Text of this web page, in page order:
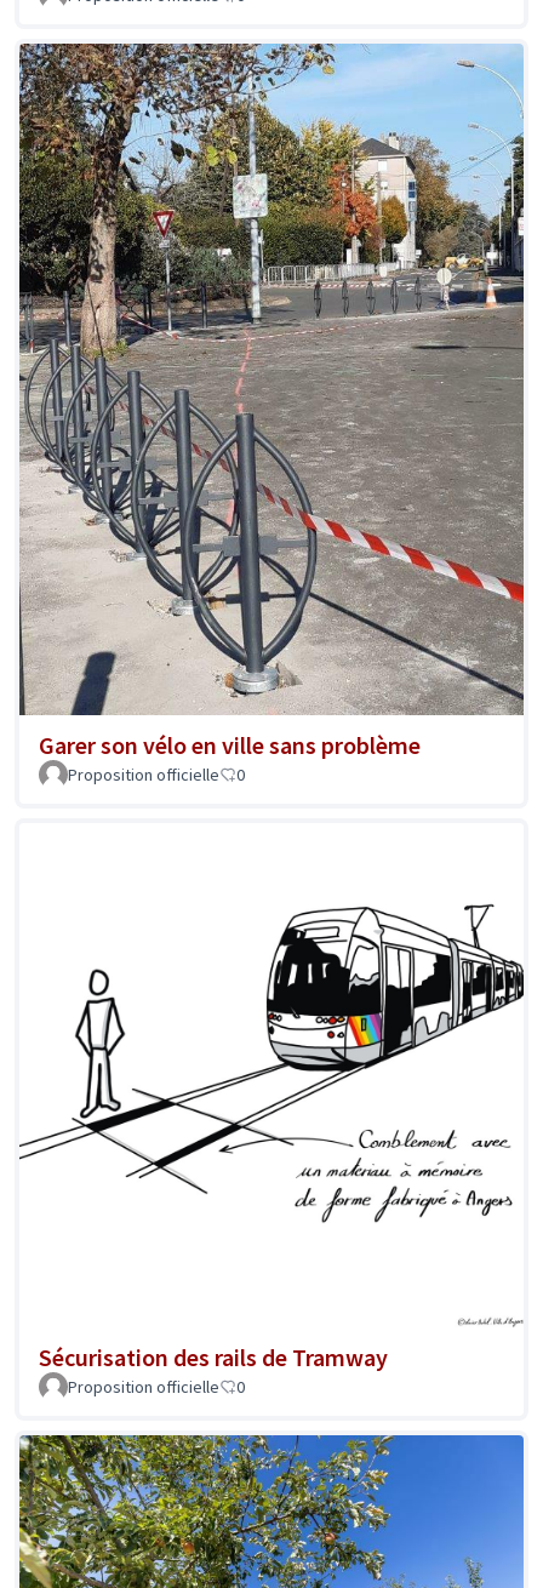
Garer son vélo en ville sans problème
Proposition officielle 0
Sécurisation des rails de Tramway
Proposition officielle 0